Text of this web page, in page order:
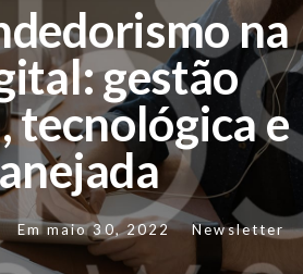
na
gestão
tecnológica e
Em maio 30, 2022 Newsletter